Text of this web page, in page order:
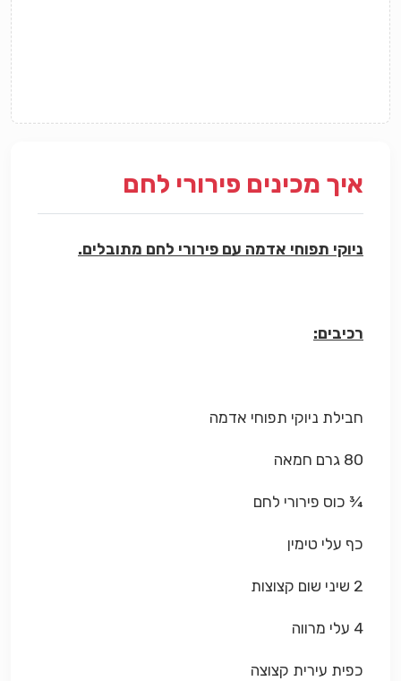
איך מכינים פירורי לחם
ניוקי תפוחי אדמה עם פירורי לחם מתובלים.
רכיבים:
חבילת ניוקי תפוחי אדמה
80 גרם חמאה
¾ כוס פירורי לחם
כף עלי טימין
2 שיני שום קצוצות
4 עלי מרווה
כפית עירית קצוצה